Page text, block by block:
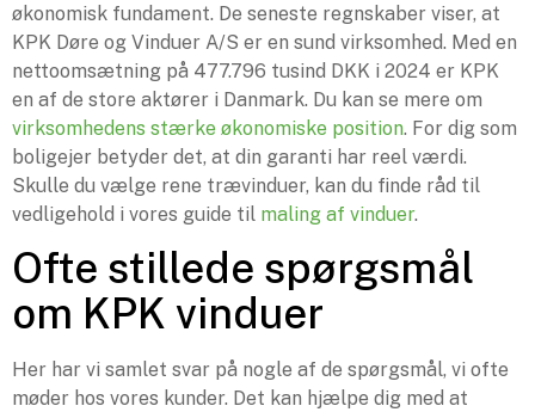
økonomisk fundament. De seneste regnskaber viser, at
KPK Døre og Vinduer A/S er en sund virksomhed. Med en
nettoomsætning på 477.796 tusind DKK i 2024 er KPK
en af de store aktører i Danmark. Du kan se mere om
virksomhedens stærke økonomiske position. For dig som
boligejer betyder det, at din garanti har reel værdi.
Skulle du vælge rene trævinduer, kan du finde råd til
vedligehold i vores guide til maling af vinduer.
Ofte stillede spørgsmål
om KPK vinduer
Her har vi samlet svar på nogle af de spørgsmål, vi ofte
møder hos vores kunder. Det kan hjælpe dig med at